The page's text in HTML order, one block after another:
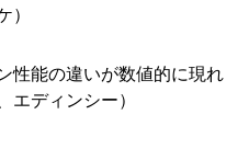
）
性能の違いが数値的に現れ
エディンシー）